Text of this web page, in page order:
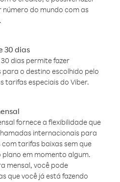
do mundo com as
30 dias
dias permite fazer
o destino escolhido pelo
tarifas especiais do Viber.
fornece a flexibilidade que
internacionais para
tarifas baixas sem que
em momento algum.
mensal, você pode
que você já está fazendo